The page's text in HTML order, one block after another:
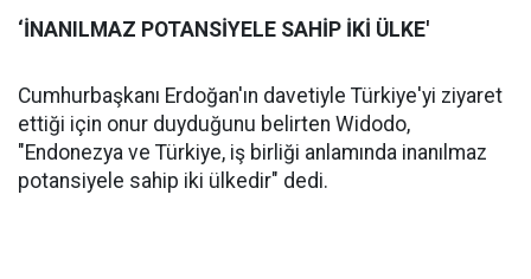
‘İNANILMAZ POTANSİYELE SAHİP İKİ ÜLKE'
Cumhurbaşkanı Erdoğan'ın davetiyle Türkiye'yi ziyaret
ettiği için onur duyduğunu belirten Widodo,
"Endonezya ve Türkiye, iş birliği anlamında inanılmaz
potansiyele sahip iki ülkedir" dedi.